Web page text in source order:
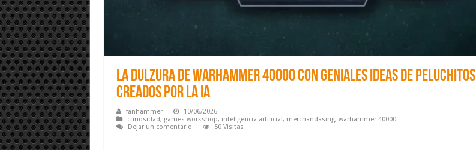
La dulzura de Warhammer 40000 con geniales ideas de peluchitos
creados por la IA
fanhammer
10/06/2026
curiosidad, games workshop, inteligencia artificial , merchandasing, warhammer 40000
Dejar un comentario
50 Visitas